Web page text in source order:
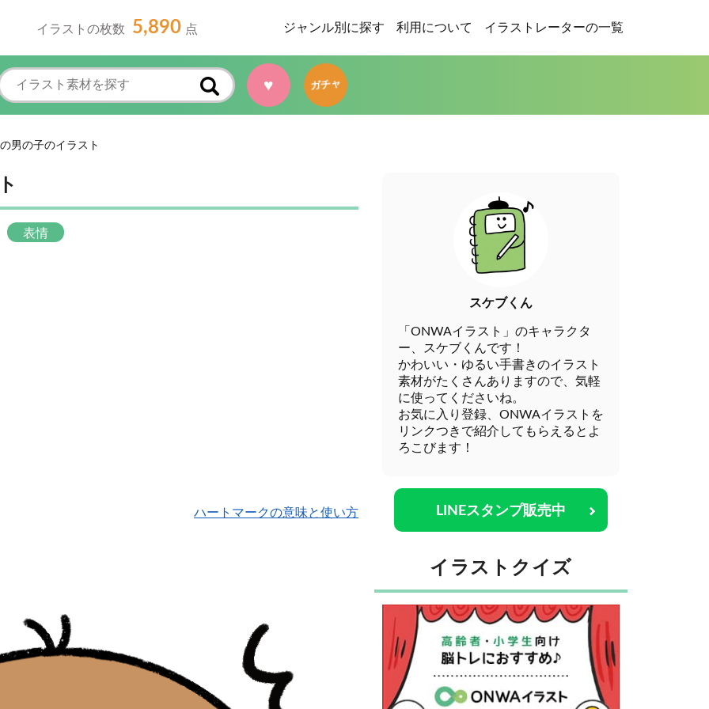
イラストの枚数 5,890 点 ジャンル別に探す 利用について イラストレーターの一覧
♥ ガチャ
男の子のイラスト
表情
ハートマークの意味と使い方
スケブくん
「ONWAイラスト」のキャラクタ
ー、スケブくんです！
かわいい・ゆるい手書きのイラスト
素材がたくさんありますので、気軽
に使ってくださいね。
お気に入り登録、ONWAイラストを
リンクつきで紹介してもらえるとよ
ろこびます！
LINEスタンプ販売中
イラストクイズ